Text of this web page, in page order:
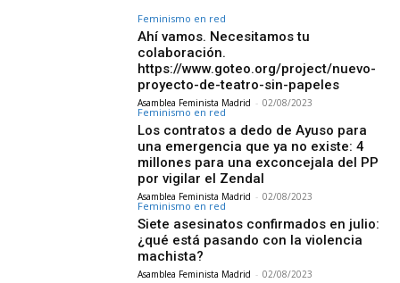
Feminismo en red
Ahí vamos. Necesitamos tu
colaboración.
https://www.goteo.org/project/nuevo-
proyecto-de-teatro-sin-papeles
Asamblea Feminista Madrid - 02/08/2023
Feminismo en red
Los contratos a dedo de Ayuso para
una emergencia que ya no existe: 4
millones para una exconcejala del PP
por vigilar el Zendal
Asamblea Feminista Madrid - 02/08/2023
Feminismo en red
Siete asesinatos confirmados en julio:
¿qué está pasando con la violencia
machista?
Asamblea Feminista Madrid - 02/08/2023